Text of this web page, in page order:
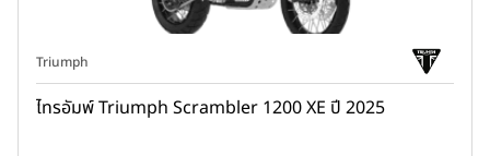
Triumph
ไทรอัมพ์ Triumph Scrambler 1200 XE ปี 2025